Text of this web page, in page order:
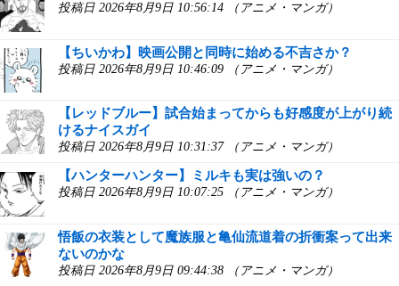
投稿日 2026年8月9日 10:56:14 （アニメ・マンガ）
【ちいかわ】映画公開と同時に始める不吉さか？
投稿日 2026年8月9日 10:46:09 （アニメ・マンガ）
【レッドブルー】試合始まってからも好感度が上がり続
けるナイスガイ
投稿日 2026年8月9日 10:31:37 （アニメ・マンガ）
【ハンターハンター】ミルキも実は強いの？
投稿日 2026年8月9日 10:07:25 （アニメ・マンガ）
悟飯の衣装として魔族服と亀仙流道着の折衝案って出来
ないのかな
投稿日 2026年8月9日 09:44:38 （アニメ・マンガ）